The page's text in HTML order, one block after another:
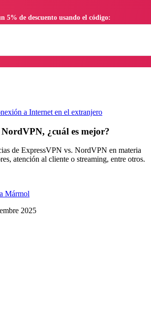
a Internet en el extranjero
¿cuál es mejor?
de ExpressVPN vs. NordVPN en materia
atención al cliente o streaming, entre otros.
Mármol
2025